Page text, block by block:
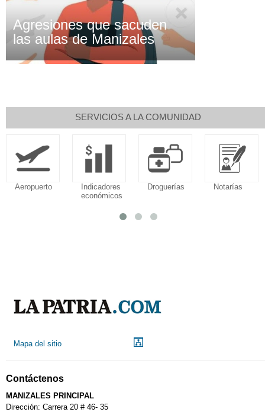
Agresiones que sacuden
las aulas de Manizales
SERVICIOS A LA COMUNIDAD
Aeropuerto
Indicadores
económicos
Droguerías Notarías
Mapa del sitio
Contáctenos
MANIZALES PRINCIPAL
Dirección: Carrera 20 # 46- 35